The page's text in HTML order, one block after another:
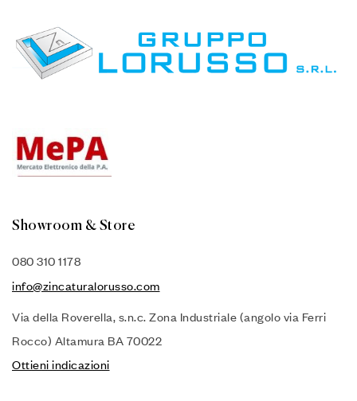
Showroom & Store
080 310 1178
info@zincaturalorusso.com
Via della Roverella, s.n.c. Zona Industriale (angolo via Ferri
Rocco) Altamura BA 70022
Ottieni indicazioni